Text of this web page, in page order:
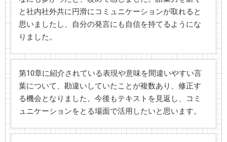
と社内社外共に円滑にコミュニケーションが取れると
思いましたし、自分の発言にも自信を持てるようにな
りました。
第10章に紹介されている表現や意味を間違いやすい言
葉について、勘違いしていたことが複数あり、修正す
る機会となりました。今後もテキストを見返し、コミ
ュニケーションをとる場面で活用したいと思います。